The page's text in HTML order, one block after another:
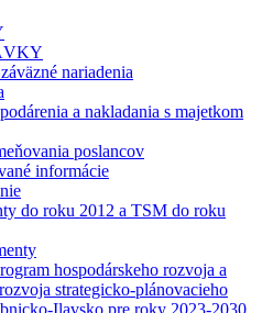
nariadenia
a nakladania s majetkom
poslancov
informácie
do roku 2012 a TSM do roku
hospodárskeho rozvoja a
strategicko-plánovacieho
Ilavsko pre roky 2023-2030